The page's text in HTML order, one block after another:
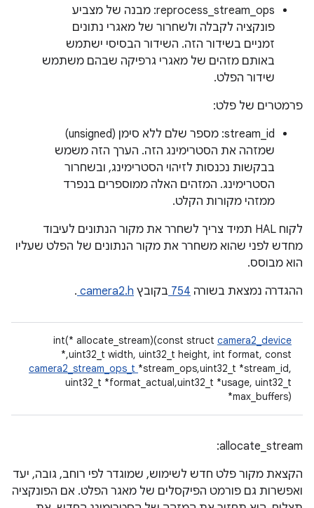
reprocess_stream_ops: מבנה של מצביע
פונקציה לקבלה ולשחרור של מאגרי נתונים
זמניים בשידור הזה. השידור הבסיסי ישתמש
באותם מזהים של מאגרי גרפיקה שבהם משתמש
שידור הפלט.
פרמטרים של פלט:
stream_id: מספר שלם ללא סימן (unsigned)
שמזהה את הסטרימינג הזה. הערך הזה משמש
בבקשות נכנסות לזיהוי הסטרימינג, ובשחרור
הסטרימינג. המזהים האלה ממוספרים בנפרד
ממזהי מקורות הקלט.
לקוח HAL תמיד צריך לשחרר את מקור הנתונים לעיבוד
מחדש לפני שהוא משחרר את מקור הנתונים של הפלט שעליו
הוא מבוסס.
ההגדרה נמצאת בשורה 754 בקובץ camera2.h
.
int(* allocate_stream)(const struct camera2_device
*,uint32_t width, uint32_t height, int format, const
camera2_stream_ops_t *stream_ops,uint32_t *stream_id,
uint32_t *format_actual,uint32_t *usage, uint32_t
*max_buffers)
allocate_stream:
הקצאת מקור פלט חדש לשימוש, שמוגדר לפי רוחב, גובה, יעד
ואפשרות גם פורמט הפיקסלים של מאגר הפלט. אם הפונקציה